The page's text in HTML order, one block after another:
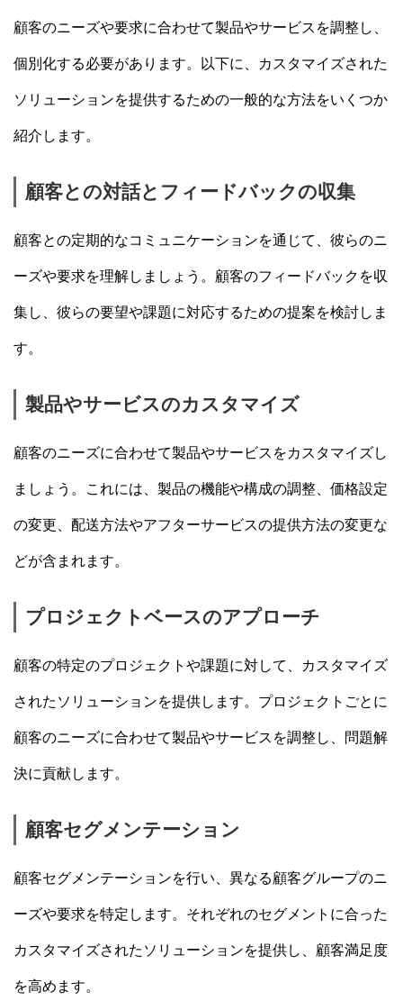
顧客のニーズや要求に合わせて製品やサービスを調整し、
個別化する必要があります。以下に、カスタマイズされた
ソリューションを提供するための一般的な方法をいくつか
紹介します。
顧客との対話とフィードバックの収集
顧客との定期的なコミュニケーションを通じて、彼らのニ
ーズや要求を理解しましょう。顧客のフィードバックを収
集し、彼らの要望や課題に対応するための提案を検討しま
す。
製品やサービスのカスタマイズ
顧客のニーズに合わせて製品やサービスをカスタマイズし
ましょう。これには、製品の機能や構成の調整、価格設定
の変更、配送方法やアフターサービスの提供方法の変更な
どが含まれます。
プロジェクトベースのアプローチ
顧客の特定のプロジェクトや課題に対して、カスタマイズ
されたソリューションを提供します。プロジェクトごとに
顧客のニーズに合わせて製品やサービスを調整し、問題解
決に貢献します。
顧客セグメンテーション
顧客セグメンテーションを行い、異なる顧客グループのニ
ーズや要求を特定します。それぞれのセグメントに合った
カスタマイズされたソリューションを提供し、顧客満足度
を高めます。